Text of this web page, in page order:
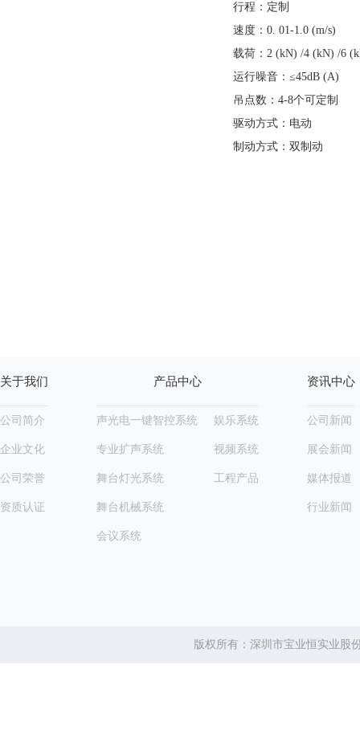
行程：定制
速度：0. 01-1.0 (m/s)
载荷：2 (kN) /4 (kN) /6
运行噪音：≤45dB (A)
吊点数：4-8个可定制
驱动方式：电动
制动方式：双制动
关于我们
公司简介
企业文化
公司荣誉
资质认证
产品中心
声光电一键智控系统
专业扩声系统
舞台灯光系统
舞台机械系统
会议系统
娱乐系统
视频系统
工程产品
资讯中心
公司新闻
展会新闻
媒体报道
行业新闻
版权所有：深圳市宝业恒实业